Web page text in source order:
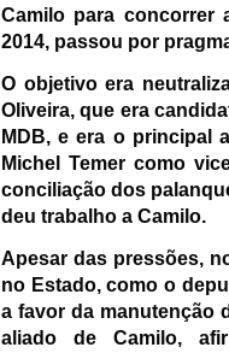
Camilo para concorrer
2014, passou por
O objetivo era
Oliveira, que era
MDB, e era o principal
Michel Temer como
conciliação dos
deu trabalho a Camilo.
Apesar das pressões,
no Estado, como o
a favor da manutenção
aliado de Camilo,